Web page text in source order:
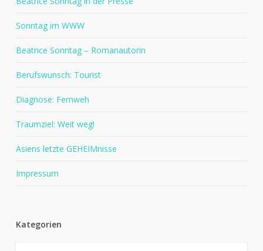
Sonntag im WWW
Beatrice Sonntag – Romanautorin
Berufswunsch: Tourist
Diagnose: Fernweh
Traumziel: Weit weg!
Asiens letzte GEHEIMnisse
Impressum
Kategorien